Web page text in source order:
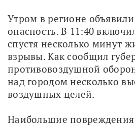
Утром в регионе
опасность. В 11:40
спустя несколько минут
взрывы. Как сообщил
противовоздушной
над городом несколько
воздушных целей.
Наибольшие